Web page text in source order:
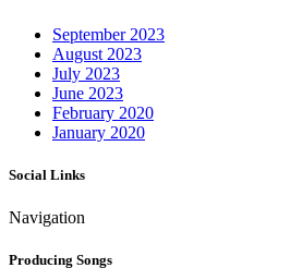
September 2023
August 2023
July 2023
June 2023
February 2020
January 2020
Social Links
Navigation
Producing Songs